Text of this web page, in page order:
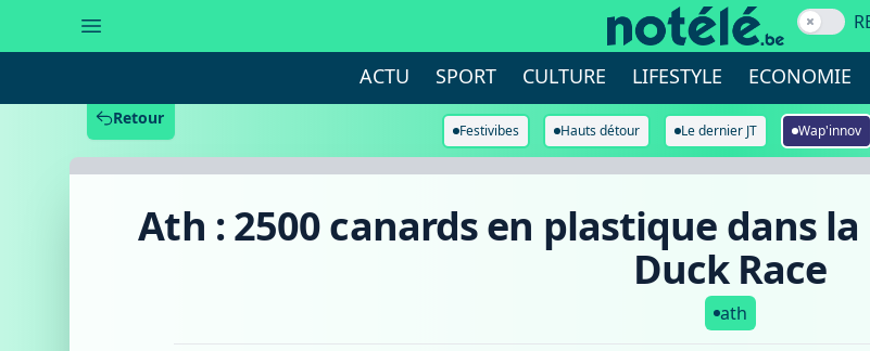
ACTU SPORT CULTURE LIFESTYLE ECONOMIE
Festivibes Hauts détour Le dernier JT Wap'innov
Retour
Ath : 2500 canards en plastique dans
Duck Race
ath